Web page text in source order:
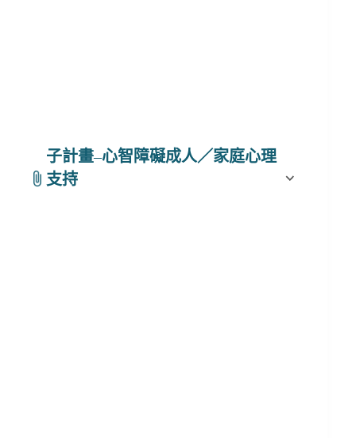
子計畫–心智障礙成人／家庭心理
支持